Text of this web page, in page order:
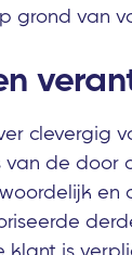
grond van
clevergig
de door